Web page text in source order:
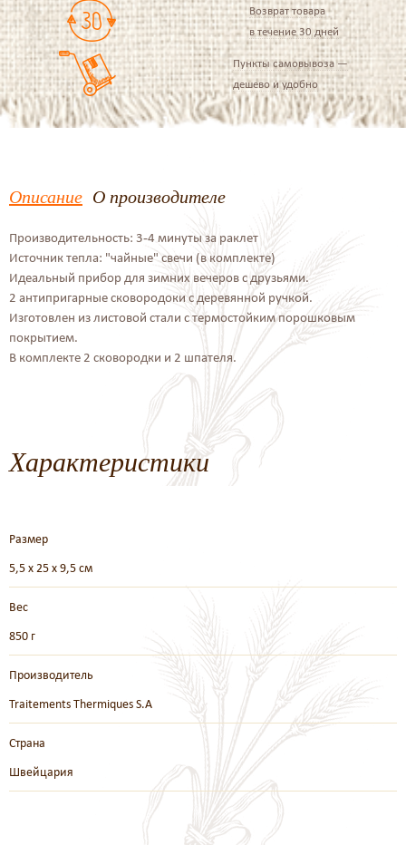
Возврат товара
в течение 30 дней
Пункты самовывоза —
дешево и удобно
Описание О производителе
Производительность: 3-4 минуты за раклет
Источник тепла: "чайные" свечи (в комплекте)
Идеальный прибор для зимних вечеров с друзьями.
2 антипригарные сковородоки с деревянной ручкой.
Изготовлен из листовой стали с термостойким порошковым
покрытием.
В комплекте 2 сковородки и 2 шпателя.
Характеристики
Размер
5,5 х 25 х 9,5 см
Вес
850 г
Производитель
Traitements Thermiques S.A
Страна
Швейцария